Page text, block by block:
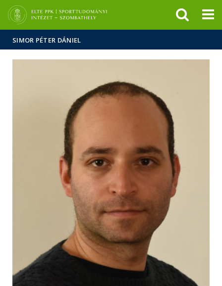
Hírek
Események
ELTE a
sajtóban
SIMOR PÉTER DÁNIEL